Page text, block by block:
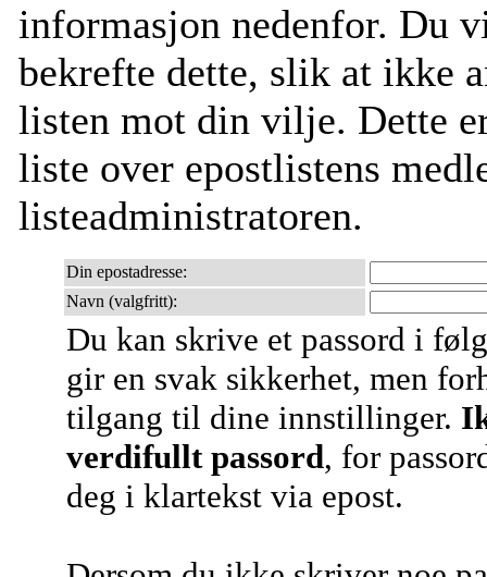
informasjon nedenfor. Du
bekrefte dette, slik at ikke
listen mot din vilje. Dette
liste over epostlistens
listeadministratoren.
Din epostadresse:
Navn (valgfritt):
Du kan skrive et passord i
gir en svak sikkerhet, men
tilgang til dine innstillinger.
verdifullt passord, for
deg i klartekst via epost.